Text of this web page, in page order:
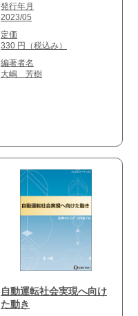
発行年月
2023/05
定価
330 円（税込み）
編著者名
大嶋 芳樹
自動運転社会実現へ向け
た動き